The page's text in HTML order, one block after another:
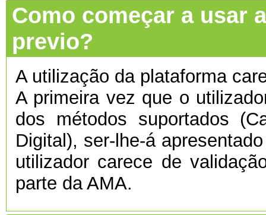
Como começar a usar
previo?
A utilização da plataforma
A primeira vez que o
dos métodos suportados
Digital), ser-lhe-á
utilizador carece de
parte da AMA.